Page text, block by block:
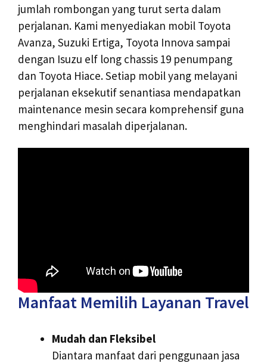
jumlah rombongan yang turut serta dalam
perjalanan. Kami menyediakan mobil Toyota
Avanza, Suzuki Ertiga, Toyota Innova sampai
dengan Isuzu elf long chassis 19 penumpang
dan Toyota Hiace. Setiap mobil yang melayani
perjalanan eksekutif senantiasa mendapatkan
maintenance mesin secara komprehensif guna
menghindari masalah diperjalanan.
Manfaat Memilih Layanan Travel
Mudah dan Fleksibel
Diantara manfaat dari penggunaan jasa